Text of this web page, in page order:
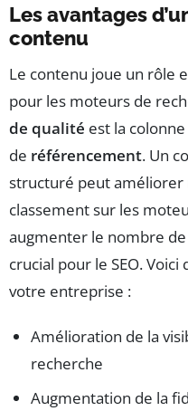
Les avantages
contenu
Le contenu joue un rôle
pour les moteurs de
de qualité est la
de référencement. Un
structuré peut
classement sur les
augmenter le nombre de
crucial pour le SEO.
votre entreprise :
Amélioration de la
recherche
Augmentation de la